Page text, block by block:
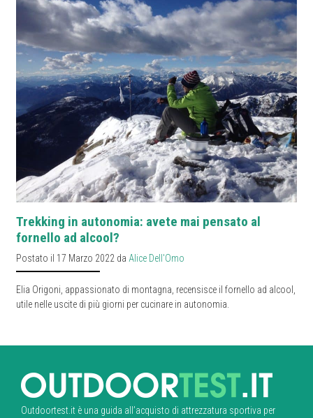
Trekking in autonomia: avete mai pensato al
fornello ad alcool?
Postato il 17 Marzo 2022 da Alice Dell'Omo
Elia Origoni, appassionato di montagna, recensisce il fornello ad alcool,
utile nelle uscite di più giorni per cucinare in autonomia.
Outdoortest.it è una guida all’acquisto di attrezzatura sportiva per